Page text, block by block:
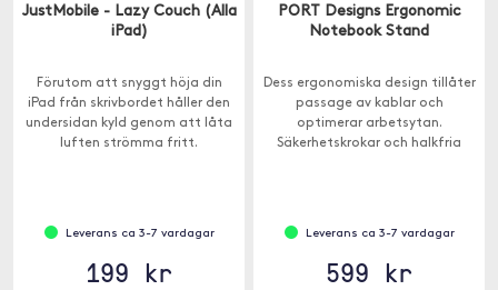
JustMobile - Lazy Couch (Alla
iPad)
Förutom att snyggt höja din
iPad från skrivbordet håller den
undersidan kyld genom att låta
luften strömma fritt.
Leverans ca 3-7 vardagar
199 kr
PORT Designs Ergonomic
Notebook Stand
Dess ergonomiska design tillåter
passage av kablar och
optimerar arbetsytan.
Säkerhetskrokar och halkfria
Leverans ca 3-7 vardagar
599 kr